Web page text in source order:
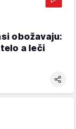
obožavaju:
a leči